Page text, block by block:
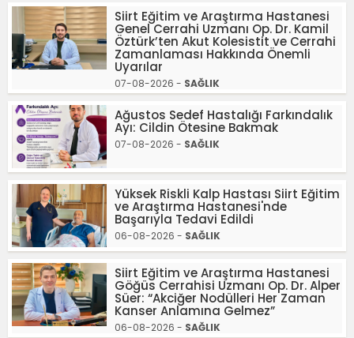
Siirt Eğitim ve Araştırma Hastanesi
Genel Cerrahi Uzmanı Op. Dr. Kamil
Öztürk’ten Akut Kolesistit ve Cerrahi
Zamanlaması Hakkında Önemli
Uyarılar
07-08-2026 - SAĞLIK
Ağustos Sedef Hastalığı Farkındalık
Ayı: Cildin Ötesine Bakmak
07-08-2026 - SAĞLIK
Yüksek Riskli Kalp Hastası Siirt Eğitim
ve Araştırma Hastanesi'nde
Başarıyla Tedavi Edildi
06-08-2026 - SAĞLIK
Siirt Eğitim ve Araştırma Hastanesi
Göğüs Cerrahisi Uzmanı Op. Dr. Alper
Süer: “Akciğer Nodülleri Her Zaman
Kanser Anlamına Gelmez”
06-08-2026 - SAĞLIK